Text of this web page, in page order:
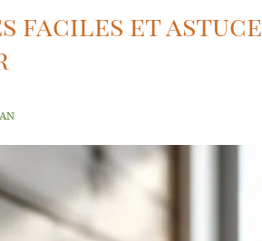
faciles et